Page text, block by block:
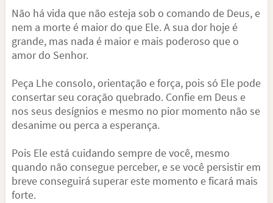
Não há vida que não esteja sob o comando de Deus, e
nem a morte é maior do que Ele. A sua dor hoje é
grande, mas nada é maior e mais poderoso que o
amor do Senhor.
Peça Lhe consolo, orientação e força, pois só Ele pode
consertar seu coração quebrado. Confie em Deus e
nos seus desígnios e mesmo no pior momento não se
desanime ou perca a esperança.
Pois Ele está cuidando sempre de você, mesmo
quando não consegue perceber, e se você persistir em
breve conseguirá superar este momento e ficará mais
forte.